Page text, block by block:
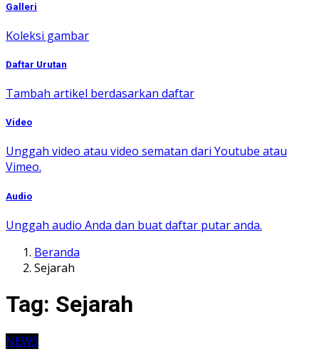
Galleri
Koleksi gambar
Daftar Urutan
Tambah artikel berdasarkan daftar
Video
Unggah video atau video sematan dari Youtube atau
Vimeo.
Audio
Unggah audio Anda dan buat daftar putar anda.
Beranda
Sejarah
Tag: Sejarah
NEWS